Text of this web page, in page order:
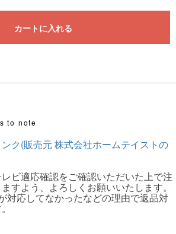
カートに入れる
to note
ク(販売元 株式会社ホームテイストの
ビ適応確認をご確認いただいた上で注
すよう、よろしくお願いいたします。
対応してなかったなどの理由で返品対